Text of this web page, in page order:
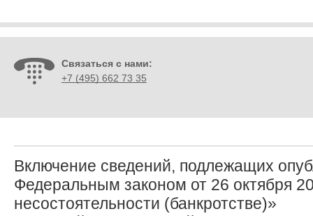
Связаться с нами:
+7 (495) 662 73 35
Включение сведений, подлежащих
Федеральным законом от 26 октября
несостоятельности (банкротстве)»